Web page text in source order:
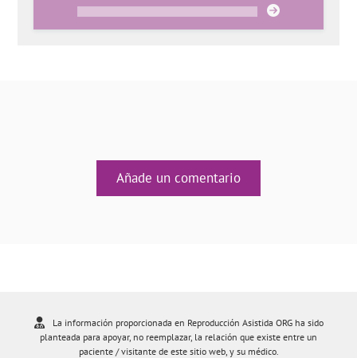
Añade un comentario
La información proporcionada en Reproducción Asistida ORG ha sido
planteada para apoyar, no reemplazar, la relación que existe entre un
paciente / visitante de este sitio web, y su médico.